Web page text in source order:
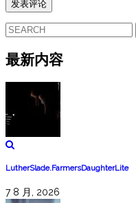
搜
索：
最新内容
LutherSlade.FarmersDaughterLite
7 8 月, 2026